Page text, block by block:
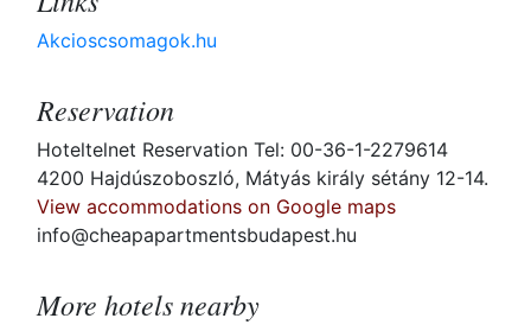
Akcioscsomagok.hu
Reservation
Hoteltelnet Reservation Tel: 00-36-1-2279614
4200 Hajdúszoboszló, Mátyás király sétány 12-14.
View accommodations on Google maps
info@cheapapartmentsbudapest.hu
More hotels nearby